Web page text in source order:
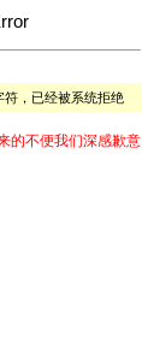
，已经被系统拒绝
的不便我们深感歉意